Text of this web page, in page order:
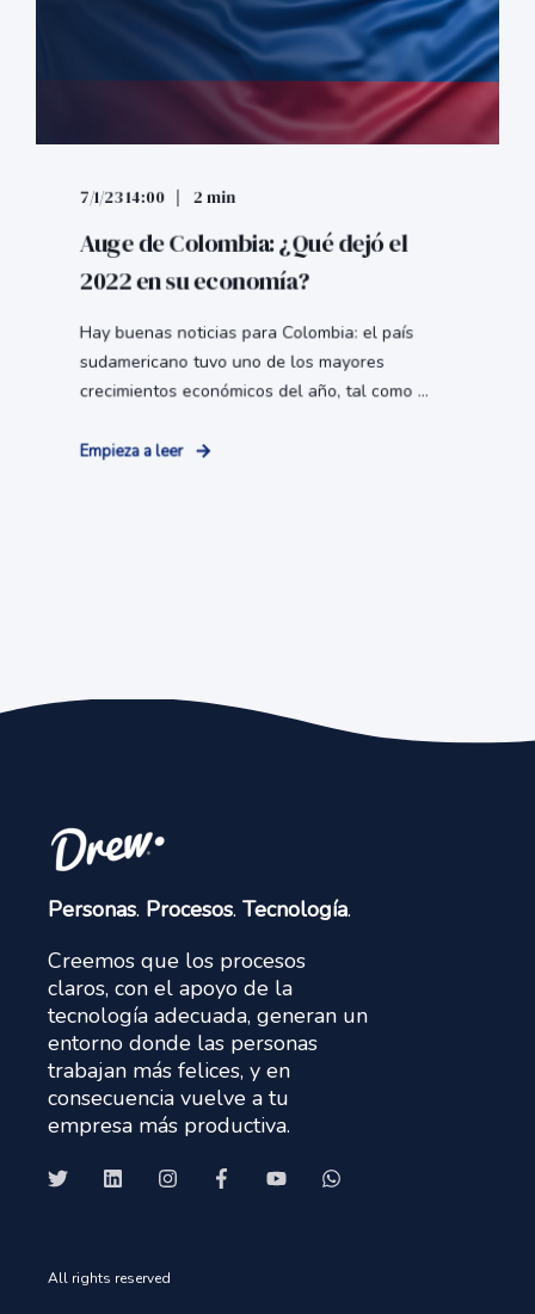
7/1/23 14:00 2 min
Auge de Colombia: ¿Qué dejó el
2022 en su economía?
Hay buenas noticias para Colombia: el país
sudamericano tuvo uno de los mayores
crecimientos económicos del año, tal como ...
Empieza a leer
Personas. Procesos. Tecnología.
Creemos que los procesos
claros, con el apoyo de la
tecnología adecuada, generan un
entorno donde las personas
trabajan más felices, y en
consecuencia vuelve a tu
empresa más productiva.
All rights reserved